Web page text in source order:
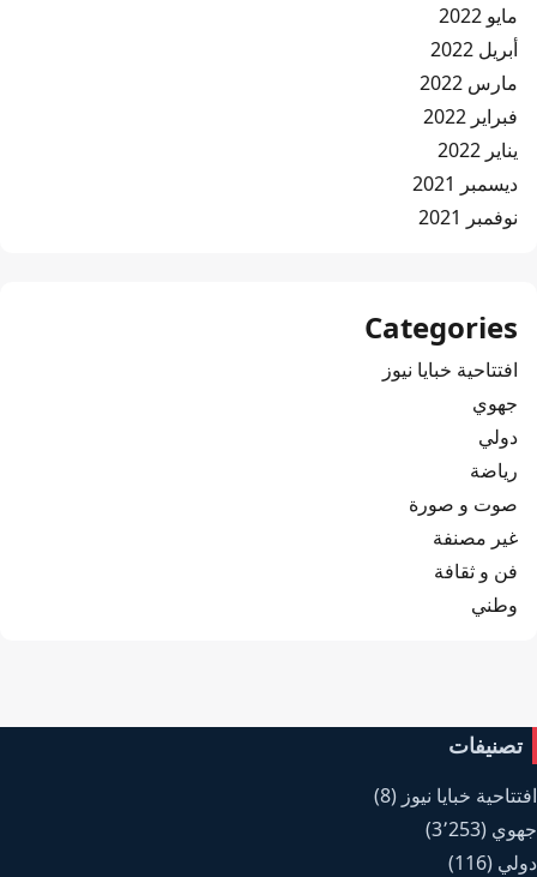
مايو 2022
أبريل 2022
مارس 2022
فبراير 2022
يناير 2022
ديسمبر 2021
نوفمبر 2021
Categories
افتتاحية خبايا نيوز
جهوي
دولي
رياضة
صوت و صورة
غير مصنفة
فن و ثقافة
وطني
تصنيفات
افتتاحية خبايا نيوز (8)
جهوي (3٬253)
دولي (116)